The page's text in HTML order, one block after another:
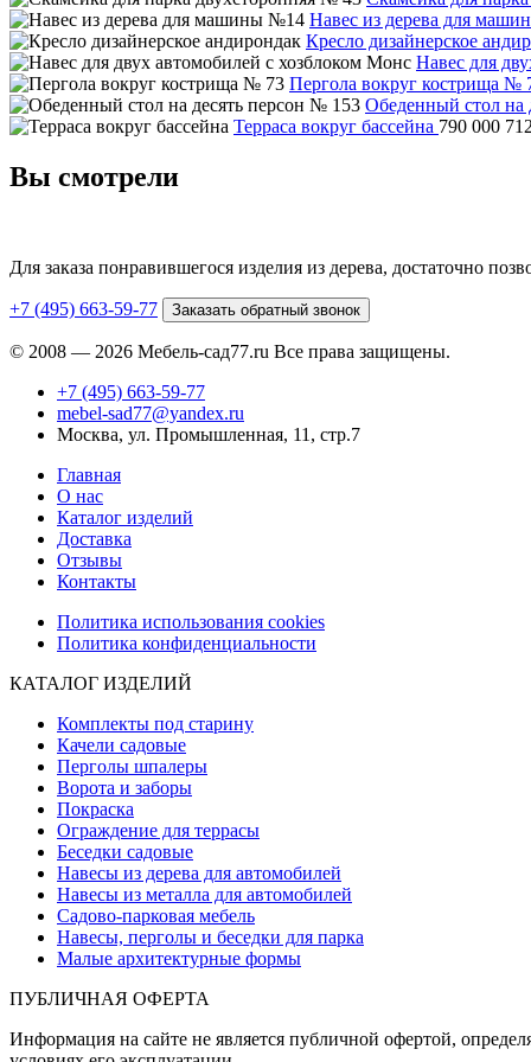
Навес из дерева для
Кресло дизайнерское
Навес для
Пергола вокруг кострища №
Обеденный стол на
Терраса вокруг бассейна 790 000
Вы смотрели
Для заказа понравившегося изделия из дерева, достаточно
+7 (495) 663-59-77 Заказать обратный звонок
© 2008 — 2026 Мебель-сад77.ru Все права защищены.
+7 (495) 663-59-77
mebel-sad77@yandex.ru
Москва, ул. Промышленная, 11, стр.7
Главная
О нас
Каталог изделий
Доставка
Отзывы
Контакты
Политика использования cookies
Политика конфиденциальности
КАТАЛОГ ИЗДЕЛИЙ
Комплекты под старину
Качели садовые
Перголы шпалеры
Ворота и заборы
Покраска
Ограждение для террасы
Беседки садовые
Навесы из дерева для автомобилей
Навесы из металла для автомобилей
Садово-парковая мебель
Навесы, перголы и беседки для парка
Малые архитектурные формы
ПУБЛИЧНАЯ ОФЕРТА
Информация на сайте не является публичной офертой,